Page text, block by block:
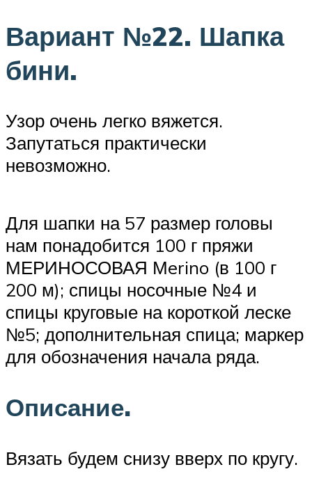
Вариант №22. Шапка
бини.
Узор очень легко вяжется.
Запутаться практически
невозможно.
Для шапки на 57 размер головы
нам понадобится 100 г пряжи
МЕРИНОСОВАЯ Мerino (в 100 г
200 м); спицы носочные №4 и
спицы круговые на короткой леске
№5; дополнительная спица; маркер
для обозначения начала ряда.
Описание.
Вязать будем снизу вверх по кругу.